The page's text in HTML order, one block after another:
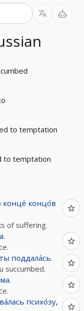
to temptation
to temptation
конце́ концо́в
of suffering.
.
ты поддала́сь.
succumbed.
.
психо́зу,